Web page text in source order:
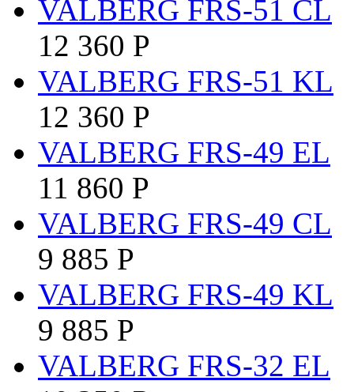
VALBERG FRS-51 CL
12 360 Р
VALBERG FRS-51 KL
12 360 Р
VALBERG FRS-49 EL
11 860 Р
VALBERG FRS-49 CL
9 885 Р
VALBERG FRS-49 KL
9 885 Р
VALBERG FRS-32 EL